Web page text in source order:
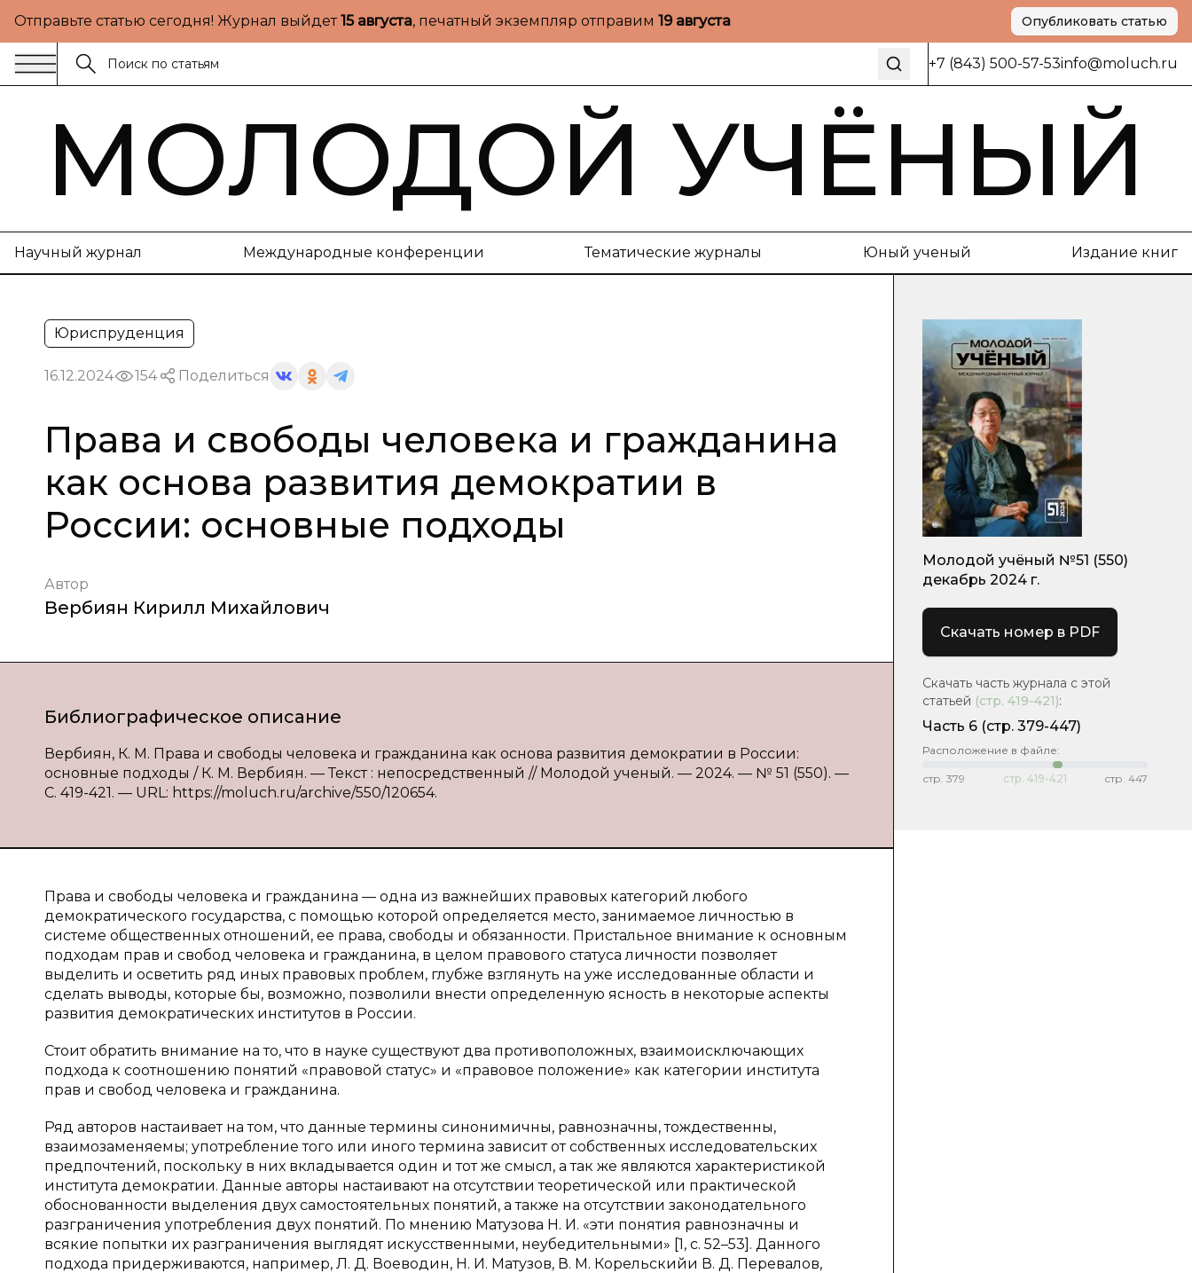
Отправьте статью сегодня! Журнал выйдет15 августа, печатный экземпляр отправим 19 августа Опубликовать статью
+7 (843) 500-57-53info@moluch.ru
МОЛОДОЙ УЧЁНЫЙ
Научный журнал Международные конференции Тематические журналы Юный ученый Издание книг
Юриспруденция
16.12.2024 154 Поделиться
Права и свободы человека и гражданина
как основа развития демократии в
России: основные подходы
Автор
Вербиян Кирилл Михайлович
Библиографическое описание
Вербиян, К. М. Права и свободы человека и гражданина как основа развития демократии в России:
основные подходы / К. М. Вербиян. — Текст : непосредственный // Молодой ученый. — 2024. — № 51 (550). —
С. 419-421. — URL: https://moluch.ru/archive/550/120654.
Права и свободы человека и гражданина — одна из важнейших правовых категорий любого
демократического государства, с помощью которой определяется место, занимаемое личностью в
системе общественных отношений, ее права, свободы и обязанности. Пристальное внимание к основным
подходам прав и свобод человека и гражданина, в целом правового статуса личности позволяет
выделить и осветить ряд иных правовых проблем, глубже взглянуть на уже исследованные области и
сделать выводы, которые бы, возможно, позволили внести определенную ясность в некоторые аспекты
развития демократических институтов в России.
Стоит обратить внимание на то, что в науке существуют два противоположных, взаимоисключающих
подхода к соотношению понятий «правовой статус» и «правовое положение» как категории института
прав и свобод человека и гражданина.
Ряд авторов настаивает на том, что данные термины синонимичны, равнозначны, тождественны,
взаимозаменяемы; употребление того или иного термина зависит от собственных исследовательских
предпочтений, поскольку в них вкладывается один и тот же смысл, а так же являются характеристикой
института демократии. Данные авторы настаивают на отсутствии теоретической или практической
обоснованности выделения двух самостоятельных понятий, а также на отсутствии законодательного
разграничения употребления двух понятий. По мнению Матузова Н. И. «эти понятия равнозначны и
всякие попытки их разграничения выглядят искусственными, неубедительными» [1, с. 52–53]. Данного
подхода придерживаются, например, Л. Д. Воеводин, Н. И. Матузов, В. М. Корельскийи В. Д. Перевалов,
Молодой учёный №51 (550)
декабрь 2024 г.
Скачать номер в PDF
Скачать часть журнала с этой
статьей (стр. 419-421):
Часть 6 (стр. 379-447)
Расположение в файле:
стр. 379 стр. 419-421 стр. 447